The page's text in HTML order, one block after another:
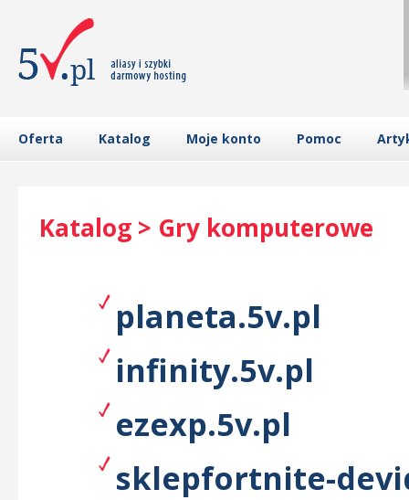
Oferta Katalog Moje konto Pomoc
Katalog > Gry komputerowe
planeta.5v.pl
infinity.5v.pl
ezexp.5v.pl
sklepfortnite-